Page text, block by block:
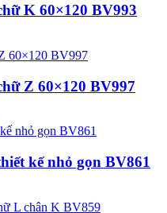
K 60×120 BV993
Z 60×120 BV997
kế nhỏ gọn BV861